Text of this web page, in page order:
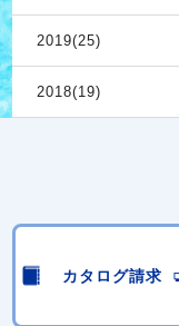
2019(25)
2018(19)
カタログ請求